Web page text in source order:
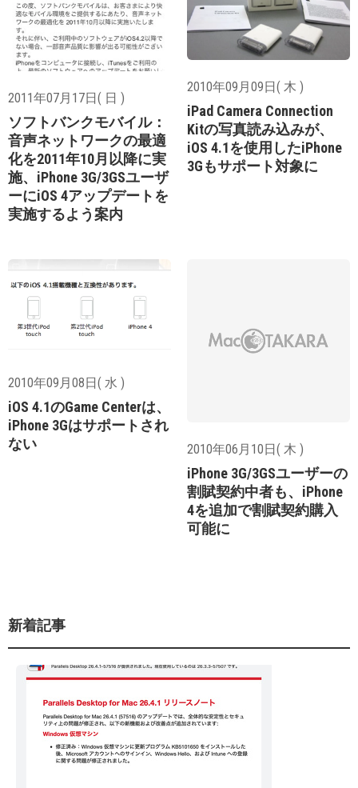
2011年07月17日( 日 )
ソフトバンクモバイル：
音声ネットワークの最適
化を2011年10月以降に実
施、iPhone 3G/3GSユーザ
ーにiOS 4アップデートを
実施するよう案内
2010年09月09日( 木 )
iPad Camera Connection
Kitの写真読み込みが、
iOS 4.1を使用したiPhone
3Gもサポート対象に
2010年09月08日( 水 )
iOS 4.1のGame Centerは、
iPhone 3Gはサポートされ
ない
2010年06月10日( 木 )
iPhone 3G/3GSユーザーの
割賦契約中者も、iPhone
4を追加で割賦契約購入
可能に
新着記事